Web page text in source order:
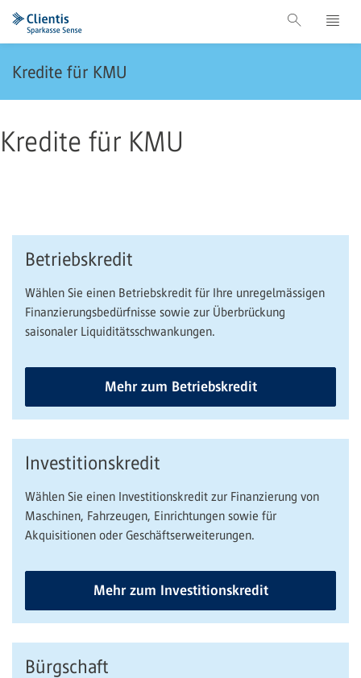
Kredite für KMU
Kredite für KMU
Betriebskredit
Wählen Sie einen Betriebskredit für Ihre unregelmässigen
Finanzierungsbedürfnisse sowie zur Überbrückung
saisonaler Liquiditätsschwankungen.
Mehr zum Betriebskredit
Investitionskredit
Wählen Sie einen Investitionskredit zur Finanzierung von
Maschinen, Fahrzeugen, Einrichtungen sowie für
Akquisitionen oder Geschäftserweiterungen.
Mehr zum Investitionskredit
Bürgschaft